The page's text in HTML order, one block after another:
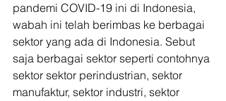
pandemi COVID-19 ini di Indonesia,
wabah ini telah berimbas ke berbagai
sektor yang ada di Indonesia. Sebut
saja berbagai sektor seperti contohnya
sektor sektor perindustrian, sektor
manufaktur, sektor industri, sektor